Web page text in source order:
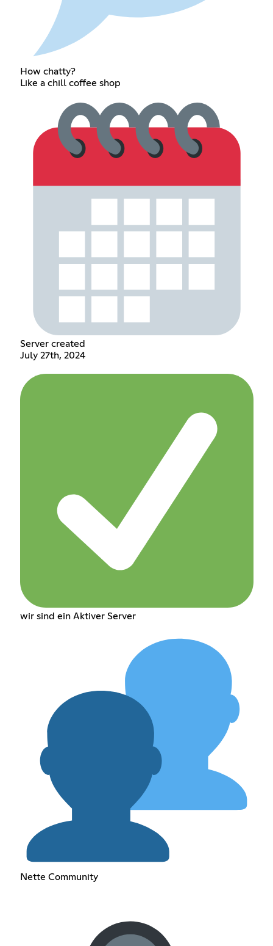
How chatty?
Like a chill coffee shop
Server created
July 27th, 2024
wir sind ein Aktiver Server
Nette Community